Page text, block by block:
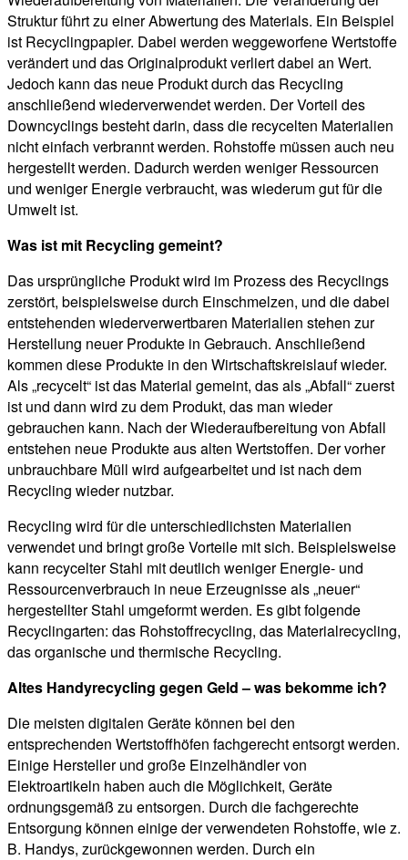
Struktur führt zu einer Abwertung des Materials. Ein Beispiel
ist Recyclingpapier. Dabei werden weggeworfene Wertstoffe
verändert und das Originalprodukt verliert dabei an Wert.
Jedoch kann das neue Produkt durch das Recycling
anschließend wiederverwendet werden. Der Vorteil des
Downcyclings besteht darin, dass die recycelten Materialien
nicht einfach verbrannt werden. Rohstoffe müssen auch neu
hergestellt werden. Dadurch werden weniger Ressourcen
und weniger Energie verbraucht, was wiederum gut für die
Umwelt ist.
Was ist mit Recycling gemeint?
Das ursprüngliche Produkt wird im Prozess des Recyclings
zerstört, beispielsweise durch Einschmelzen, und die dabei
entstehenden wiederverwertbaren Materialien stehen zur
Herstellung neuer Produkte in Gebrauch. Anschließend
kommen diese Produkte in den Wirtschaftskreislauf wieder.
Als „recycelt“ ist das Material gemeint, das als „Abfall“ zuerst
ist und dann wird zu dem Produkt, das man wieder
gebrauchen kann. Nach der Wiederaufbereitung von Abfall
entstehen neue Produkte aus alten Wertstoffen. Der vorher
unbrauchbare Müll wird aufgearbeitet und ist nach dem
Recycling wieder nutzbar.
Recycling wird für die unterschiedlichsten Materialien
verwendet und bringt große Vorteile mit sich. Beispielsweise
kann recycelter Stahl mit deutlich weniger Energie- und
Ressourcenverbrauch in neue Erzeugnisse als „neuer“
hergestellter Stahl umgeformt werden. Es gibt folgende
Recyclingarten: das Rohstoffrecycling, das Materialrecycling,
das organische und thermische Recycling.
Altes Handyrecycling gegen Geld – was bekomme ich?
Die meisten digitalen Geräte können bei den
entsprechenden Wertstoffhöfen fachgerecht entsorgt werden.
Einige Hersteller und große Einzelhändler von
Elektroartikeln haben auch die Möglichkeit, Geräte
ordnungsgemäß zu entsorgen. Durch die fachgerechte
Entsorgung können einige der verwendeten Rohstoffe, wie z.
B. Handys, zurückgewonnen werden. Durch ein